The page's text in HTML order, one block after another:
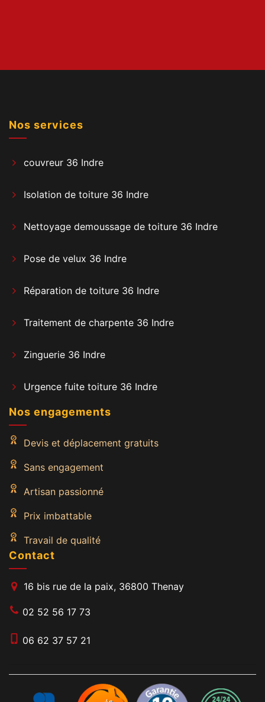
Nos services
couvreur 36 Indre
Isolation de toiture 36 Indre
Nettoyage demoussage de toiture 36 Indre
Pose de velux 36 Indre
Réparation de toiture 36 Indre
Traitement de charpente 36 Indre
Zinguerie 36 Indre
Urgence fuite toiture 36 Indre
Nos engagements
Devis et déplacement gratuits
Sans engagement
Artisan passionné
Prix imbattable
Travail de qualité
Contact
16 bis rue de la paix, 36800 Thenay
02 52 56 17 73
06 62 37 57 21